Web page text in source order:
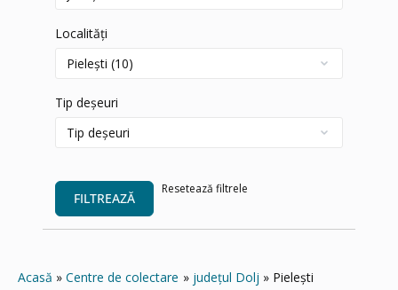
Localități
Tip deșeuri
FILTREAZĂ
Resetează filtrele
Acasă Centre de colectare județul Dolj Pielești